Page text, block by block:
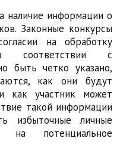
наличие информации о
Законные конкурсы
на обработку
соответствии с
быть четко указано,
как они будут
как участник может
такой информации
избыточные личные
потенциальное